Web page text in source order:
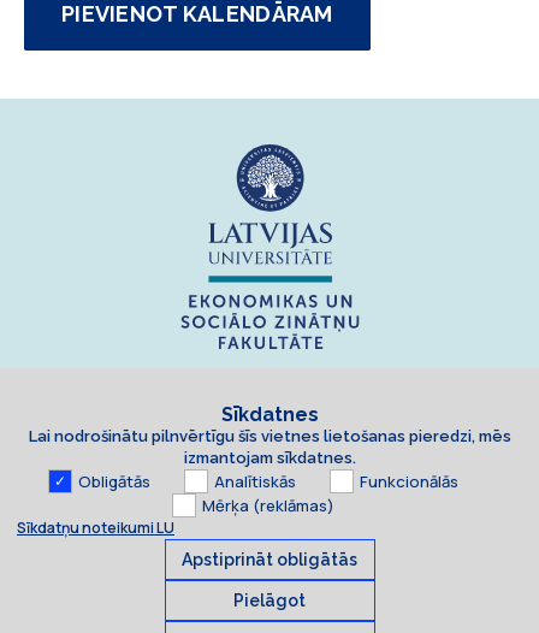
PIEVIENOT KALENDĀRAM
Sīkdatnes
Lai nodrošinātu pilnvērtīgu šīs vietnes lietošanas pieredzi, mēs
izmantojam sīkdatnes.
Obligātās Analītiskās
Funkcionālās
Mērķa (reklāmas)
Sīkdatņu noteikumi LU
Apstiprināt obligātās
Pielāgot